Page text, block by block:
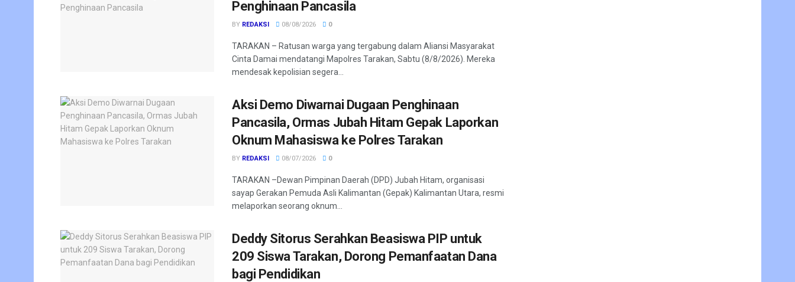
Penghinaan Pancasila
BY REDAKSI 08/08/2026 0
TARAKAN – Ratusan warga yang tergabung dalam Aliansi Masyarakat
Cinta Damai mendatangi Mapolres Tarakan, Sabtu (8/8/2026). Mereka
mendesak kepolisian segera...
Aksi Demo Diwarnai Dugaan Penghinaan
Pancasila, Ormas Jubah Hitam Gepak Laporkan
Oknum Mahasiswa ke Polres Tarakan
BY REDAKSI 08/07/2026 0
TARAKAN –Dewan Pimpinan Daerah (DPD) Jubah Hitam, organisasi
sayap Gerakan Pemuda Asli Kalimantan (Gepak) Kalimantan Utara, resmi
melaporkan seorang oknum...
Deddy Sitorus Serahkan Beasiswa PIP untuk
209 Siswa Tarakan, Dorong Pemanfaatan Dana
bagi Pendidikan